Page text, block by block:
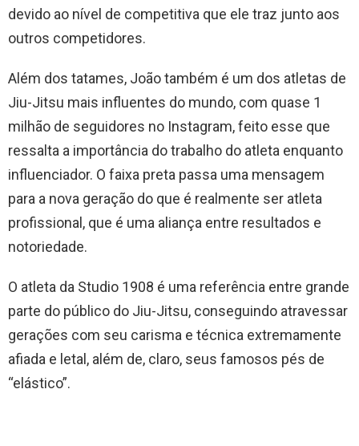
devido ao nível de competitiva que ele traz junto aos
outros competidores.
Além dos tatames, João também é um dos atletas de
Jiu-Jitsu mais influentes do mundo, com quase 1
milhão de seguidores no Instagram, feito esse que
ressalta a importância do trabalho do atleta enquanto
influenciador. O faixa preta passa uma mensagem
para a nova geração do que é realmente ser atleta
profissional, que é uma aliança entre resultados e
notoriedade.
O atleta da Studio 1908 é uma referência entre grande
parte do público do Jiu-Jitsu, conseguindo atravessar
gerações com seu carisma e técnica extremamente
afiada e letal, além de, claro, seus famosos pés de
“elástico”.